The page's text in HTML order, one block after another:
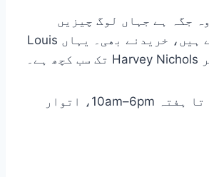
Victoria Leeds وہ جگہ ہے جہاں لوگ چیزیں
دیکھنے بھی آتے ہیں، خریدنے بھی۔ یہاں Louis
پیر تا ہفتہ 10am–6pm، اتوار